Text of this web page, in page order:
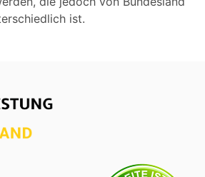
ist.